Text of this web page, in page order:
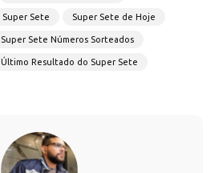
Super Sete Super Sete de Hoje
Super Sete Números Sorteados
Último Resultado do Super Sete